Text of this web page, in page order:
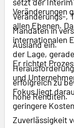
Veränderungs-,
Mandaten in
Ausland ein.
Veränderungen
allen Ebenen.
internationalen
der Lage,
erfolgreich zu
hohe Renditen.
Er richtet
und
Fokus liegt
geringere
Zuverlässigkeit